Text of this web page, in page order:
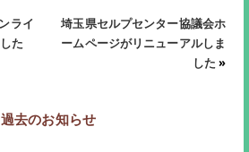
ライ
た
埼玉県セルプセンター協議会ホ
ームページがリニューアルしま
した»
過去のお知らせ